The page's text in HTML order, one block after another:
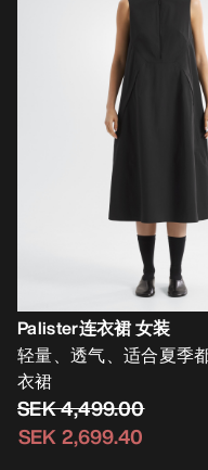
Palister连衣裙 女装
轻量、透气、适合夏季
衣裙
SEK 4,499.00
SEK 2,699.40